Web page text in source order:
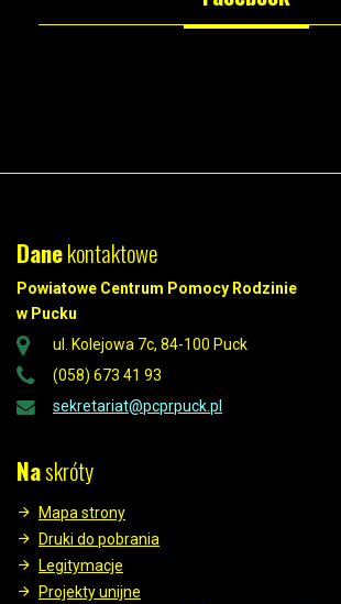
Danekontaktowe
Powiatowe Centrum Pomocy Rodzinie
w Pucku
ul. Kolejowa 7c, 84-100 Puck
(058) 673 41 93
sekretariat@pcprpuck.pl
Naskróty
Mapa strony
Druki do pobrania
Legitymacje
Projekty unijne